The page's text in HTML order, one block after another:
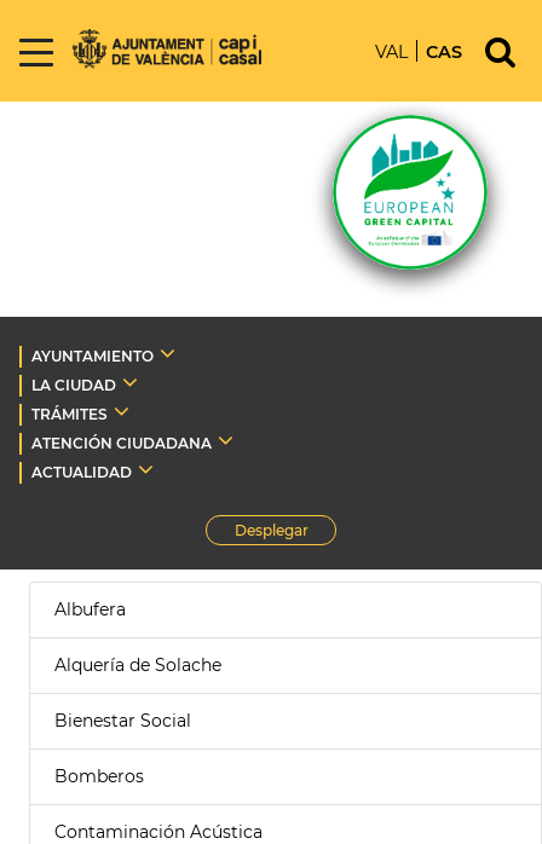
VAL CAS
AYUNTAMIENTO
LA CIUDAD
TRÁMITES
ATENCIÓN CIUDADANA
ACTUALIDAD
Desplegar
Albufera
Alquería de Solache
Bienestar Social
Bomberos
Contaminación Acústica